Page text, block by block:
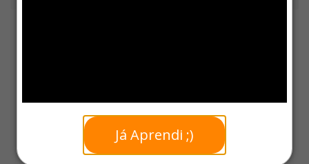
Já Aprendi ;)